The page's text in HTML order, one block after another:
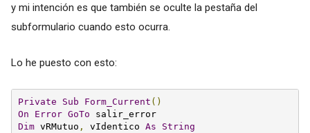
y mi intención es que también se oculte la pestaña del
subformulario cuando esto ocurra.
Lo he puesto con esto:
Private Sub Form_Current ()
On
Error GoTo
Dim vRMutuo , vIdentico As
String